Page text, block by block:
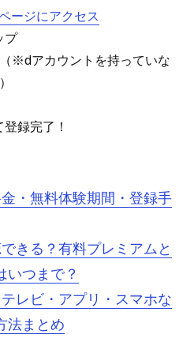
ージにアクセス
プ
※dアカウントを持っていな
録完了！
・無料体験期間・登録手
きる？有料プレミアムと
いつまで？
レビ・アプリ・スマホな
法まとめ